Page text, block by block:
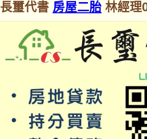
長璽代書 房屋二胎 林經理